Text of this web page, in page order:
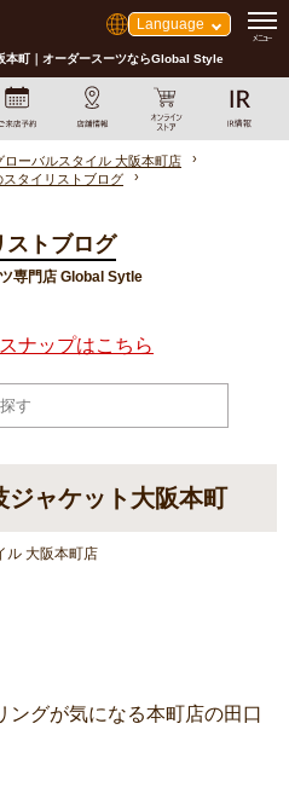
Language
本町｜オーダースーツならGlobal Style
ローバルスタイル 大阪本町店
タイリストブログ
ストブログ
専門店 Global Sytle
ナップはこちら
ジャケット大阪本町
大阪本町店
ングが気になる本町店の田口